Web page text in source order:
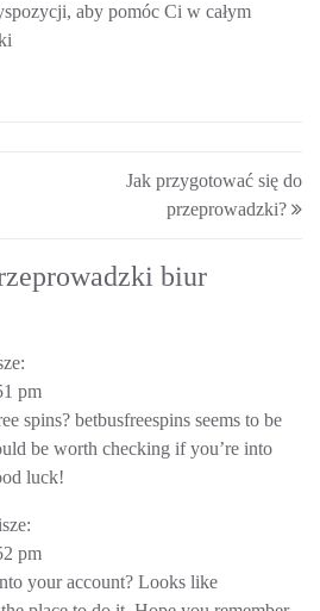
aby pomóc Ci w całym
Jak przygotować się do
przeprowadzki?
biur
pm
spins? betbusfreespins seems to be
be worth checking if you’re into
luck!
pm
your account? Looks like